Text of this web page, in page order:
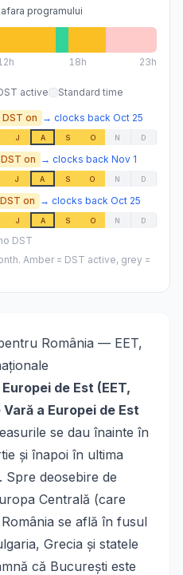
afara programului
h 18h 23h
active Standard time
DST on → clocks back Oct 25
J A S O N D
DST on → clocks back Nov 1
J A S O N D
DST on → clocks back Oct 25
J A S O N D
DST
Amber = DST active, grey =
România — EET,
de Est (EET,
Vară a Europei de Est
se dau înainte în
și înapoi în ultima
Spre deosebire de
Centrală (care
se află în fusul
Grecia și statele
că București este